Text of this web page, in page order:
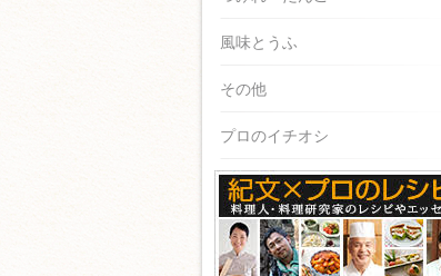
風味とうふ
その他
プロのイチオシ